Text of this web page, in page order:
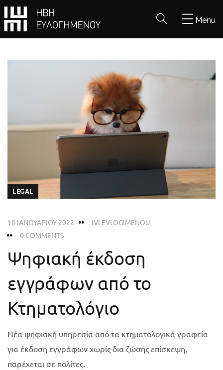
Menu
LEGAL
10 ΙΑΝΟΥΑΡΊΟΥ 2022
IVI EVLOGIMENOU
0 COMMENTS
Ψηφιακή έκδοση
εγγράφων από το
Κτηματολόγιο
Νέα ψηφιακή υπηρεσία από τα κτηματολογικά γραφεία
για έκδοση εγγράφων χωρίς δια ζώσης επίσκεψη,
παρέχεται σε πολίτες.